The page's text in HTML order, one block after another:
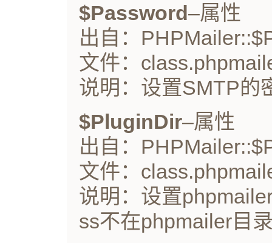
$Password–属性
出自：
文件：
说明：设置SMTP的
$PluginDir–属性
出自：
文件：
说明：设置
ss不在phpmailer目